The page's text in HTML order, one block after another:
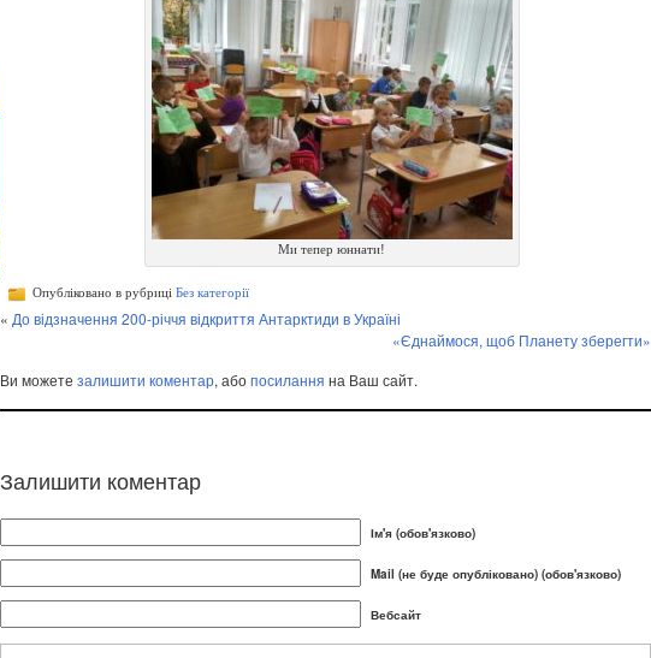
Ми тепер юннати!
Опубліковано в рубриці Без категорії
« До відзначення 200-річчя відкриття Антарктиди в Україні
«Єднаймося, щоб Планету зберегти»
Ви можете залишити коментар, абопосилання на Ваш сайт.
Залишити коментар
Ім'я (обов'язково)
Mail (не буде опубліковано) (обов'язково)
Вебсайт